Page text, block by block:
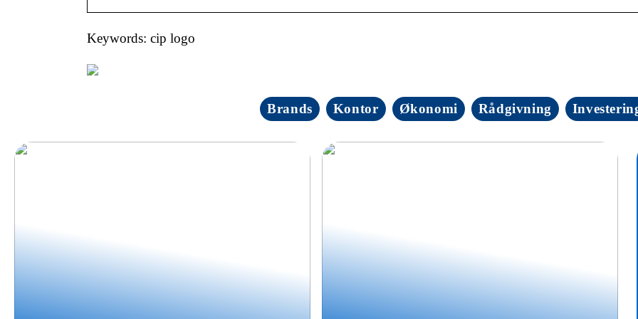
Keywords: cip logo
Brands Kontor Økonomi Rådgivning